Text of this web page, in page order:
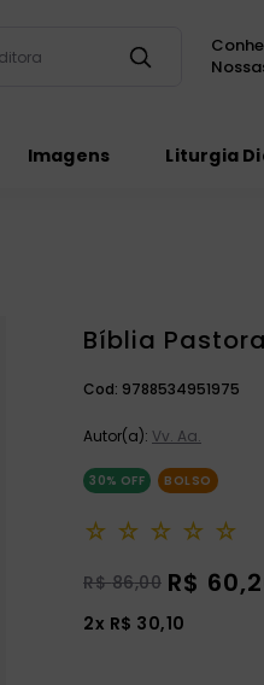
Imagens Liturgia
Bíblia
Cod: 9788534951975
Autor(a): Vv. Aa.
30% OFF BOLSO
☆ ☆ ☆ ☆ ☆
R$ 86,00 R$ 60,
2x R$ 30,10